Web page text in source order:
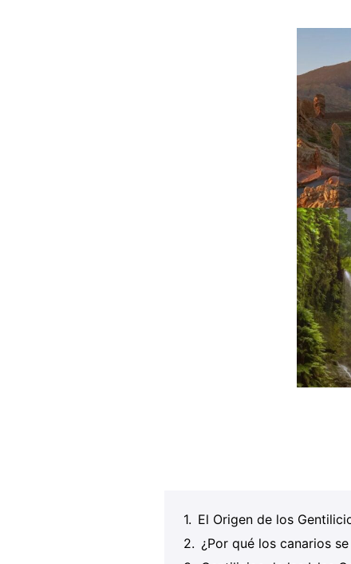
El Origen de los
¿Por qué los canarios